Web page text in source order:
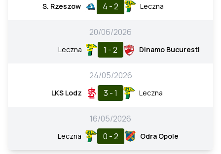
S. Rzeszow 4 - 2 Leczna
20/06/2026
Leczna 1 - 2 Dinamo Bucuresti
24/05/2026
LKS Lodz 3 - 1 Leczna
16/05/2026
Leczna 0 - 2 Odra Opole